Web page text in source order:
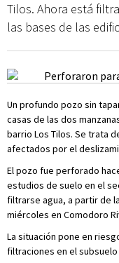
Tilos. Ahora está
las bases de las
Un profundo pozo sin
casas de las dos
barrio Los Tilos. Se trata
afectados por el
El pozo fue perforado
estudios de suelo en el
filtrarse agua, a partir de
miércoles en Comodoro
La situación pone en
filtraciones en el